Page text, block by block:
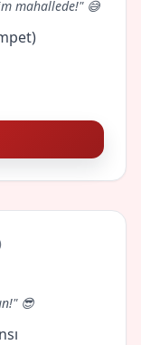
mahallede!" 😅
😎